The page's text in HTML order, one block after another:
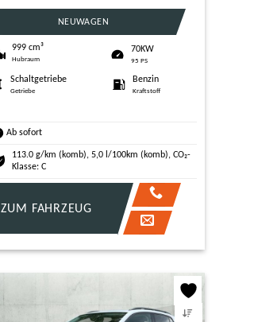
NEUWAGEN
999 cm³
Hubraum
70KW
95 PS
Schaltgetriebe
Getriebe
Benzin
Kraftstoff
Ab sofort
113.0 g/km (komb), 5,0 l/100km (komb), CO₂-
Klasse: C
ZUM FAHRZEUG